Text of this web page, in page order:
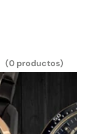
(0 productos)